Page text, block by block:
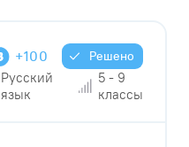
+100 Решено
Русский
язык
5 - 9
классы